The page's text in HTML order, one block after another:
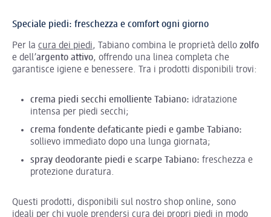
Speciale piedi: freschezza e comfort ogni giorno
Per la cura dei piedi, Tabiano combina le proprietà dello zolfo
e dell’argento attivo, offrendo una linea completa che
garantisce igiene e benessere. Tra i prodotti disponibili trovi:
crema piedi secchi emolliente Tabiano: idratazione
intensa per piedi secchi;
crema fondente defaticante piedi e gambe Tabiano:
sollievo immediato dopo una lunga giornata;
spray deodorante piedi e scarpe Tabiano: freschezza e
protezione duratura.
Questi prodotti, disponibili sul nostro shop online, sono
ideali per chi vuole prendersi cura dei propri piedi in modo